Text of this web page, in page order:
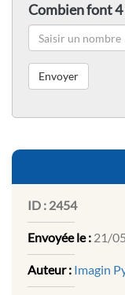
Combien font 4
ID : 2454
Envoyée le : 21/
Auteur : Imagin